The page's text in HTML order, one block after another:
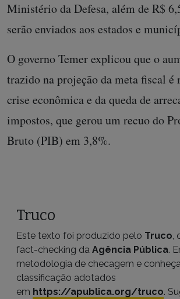
Ministério da Defesa, além de R$
serão enviados aos estados e
O governo Temer explicou que o
trazido na projeção da meta fiscal é
crise econômica e da queda de
impostos, que gerou um recuo do
Bruto (PIB) em 3,8%.
Truco
Este texto foi produzido pelo Truco,
fact-checking da Agência Pública.
metodologia de checagem e
classificação adotados
em https://apublica.org/truco.